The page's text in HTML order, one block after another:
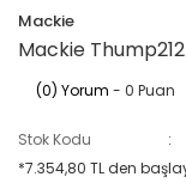
Mackie
Mackie
(0) Yorum - 0 Puan
Stok Kodu
*7.354,80 TL den